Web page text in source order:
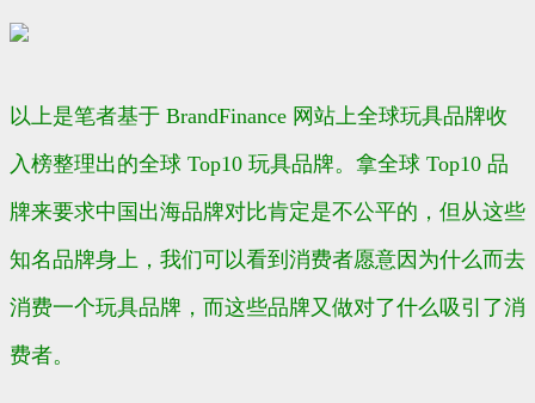
以上是笔者基于 BrandFinance 网站上全球玩具品牌收
入榜整理出的全球 Top10 玩具品牌。拿全球 Top10 品
牌来要求中国出海品牌对比肯定是不公平的，但从这些
知名品牌身上，我们可以看到消费者愿意因为什么而去
消费一个玩具品牌，而这些品牌又做对了什么吸引了消
费者。